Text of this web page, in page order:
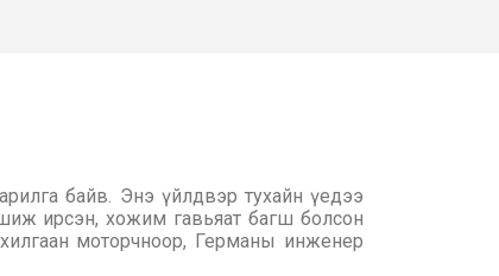
байв. Энэ үйлдвэр тухайн үедээ
ирсэн, хожим гавьяат багш болсон
моторчноор, Германы инженер